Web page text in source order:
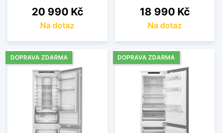
Cena
20 990 Kč
Na dotaz
Cena
18 990 Kč
Na dotaz
DOPRAVA ZDARMA DOPRAVA ZDARMA